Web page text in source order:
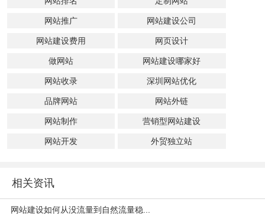
网站推广 网站建设公司
网站建设费用 网页设计
做网站 网站建设哪家好
网站收录 深圳网站优化
品牌网站 网站外链
网站制作 营销型网站建设
网站开发 外贸独立站
相关资讯
网站建设如何从没流量到自然流量稳...